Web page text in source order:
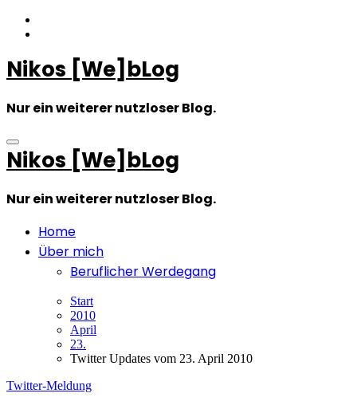
Zum
Inhalt
Nikos [We]bLog
Nur ein weiterer nutzloser Blog.
Nikos [We]bLog
Nur ein weiterer nutzloser Blog.
Home
Über mich
Beruflicher Werdegang
Start
2010
April
23.
Twitter Updates vom 23. April 2010
Twitter-Meldung